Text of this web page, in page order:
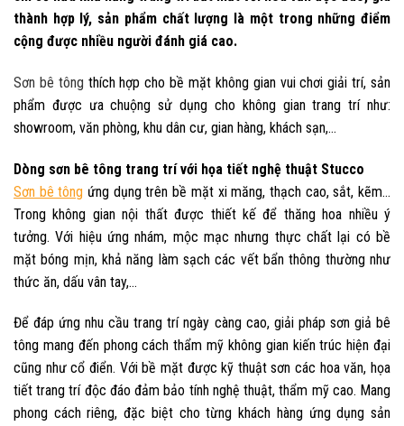
thành hợp lý, sản phẩm chất lượng là một trong những điểm
cộng được nhiều người đánh giá cao.
Sơn bê tông thích hợp cho bề mặt không gian vui chơi giải trí, sản
phẩm được ưa chuộng sử dụng cho không gian trang trí như:
showroom, văn phòng, khu dân cư, gian hàng, khách sạn,…
Dòng sơn bê tông trang trí với họa tiết nghệ thuật Stucco
Sơn bê tông ứng dụng trên bề mặt xi măng, thạch cao, sắt, kẽm…
Trong không gian nội thất được thiết kế để thăng hoa nhiều ý
tưởng. Với hiệu ứng nhám, mộc mạc nhưng thực chất lại có bề
mặt bóng mịn, khả năng làm sạch các vết bẩn thông thường như
thức ăn, dấu vân tay,…
Để đáp ứng nhu cầu trang trí ngày càng cao, giải pháp sơn giả bê
tông mang đến phong cách thẩm mỹ không gian kiến trúc hiện đại
cũng như cổ điển. Với bề mặt được kỹ thuật sơn các hoa văn, họa
tiết trang trí độc đáo đảm bảo tính nghệ thuật, thẩm mỹ cao. Mang
phong cách riêng, đặc biệt cho từng khách hàng ứng dụng sản